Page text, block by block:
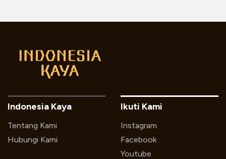
Indonesia Kaya
Tentang Kami
Hubungi Kami
Ikuti Kami
Instagram
Facebook
Youtube